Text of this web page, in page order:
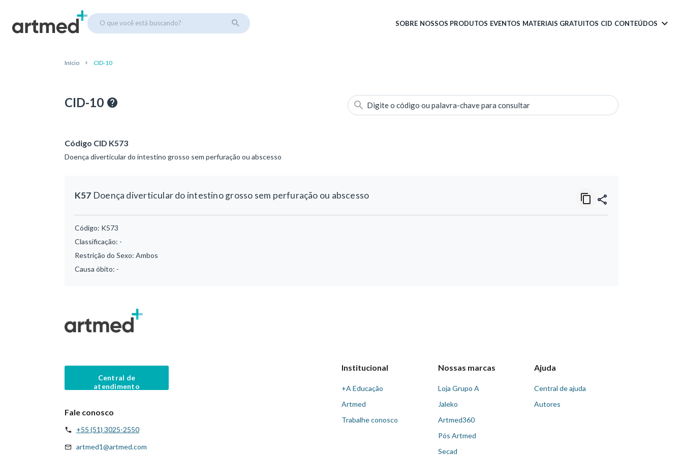
O que você está buscando? SOBRE NOSSOS PRODUTOS EVENTOS MATERIAIS GRATUITOS CID CONTEÚDOS
Início CID-10
CID-10 Digite o código ou palavra-chave para consultar
Código CID K573
Doença diverticular do intestino grosso sem perfuração ou abscesso
K57 Doença diverticular do intestino grosso sem perfuração ou abscesso
Código: K573
Classificação: -
Restrição do Sexo: Ambos
Causa óbito: -
Central de
atendimento
Fale conosco
+55 (51) 3025-2550
artmed1@artmed.com
Institucional
+A Educação
Artmed
Trabalhe conosco
Nossas marcas
Loja Grupo A
Jaleko
Artmed360
Pós Artmed
Secad
Ajuda
Central de ajuda
Autores